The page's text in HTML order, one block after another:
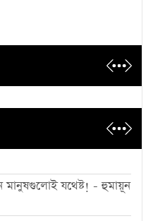
যথেষ্ট! - হুমায়ূন